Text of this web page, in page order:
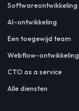
Softwareontwikkeling
AI-ontwikkeling
Een toegewijd team
Webflow-ontwikkeling
CTO as a service
Alle diensten